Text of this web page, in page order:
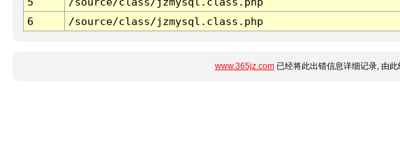
6
/source/class/jzmysql.class.php
www.365jz.com已经将此出错信息详细记录, 由